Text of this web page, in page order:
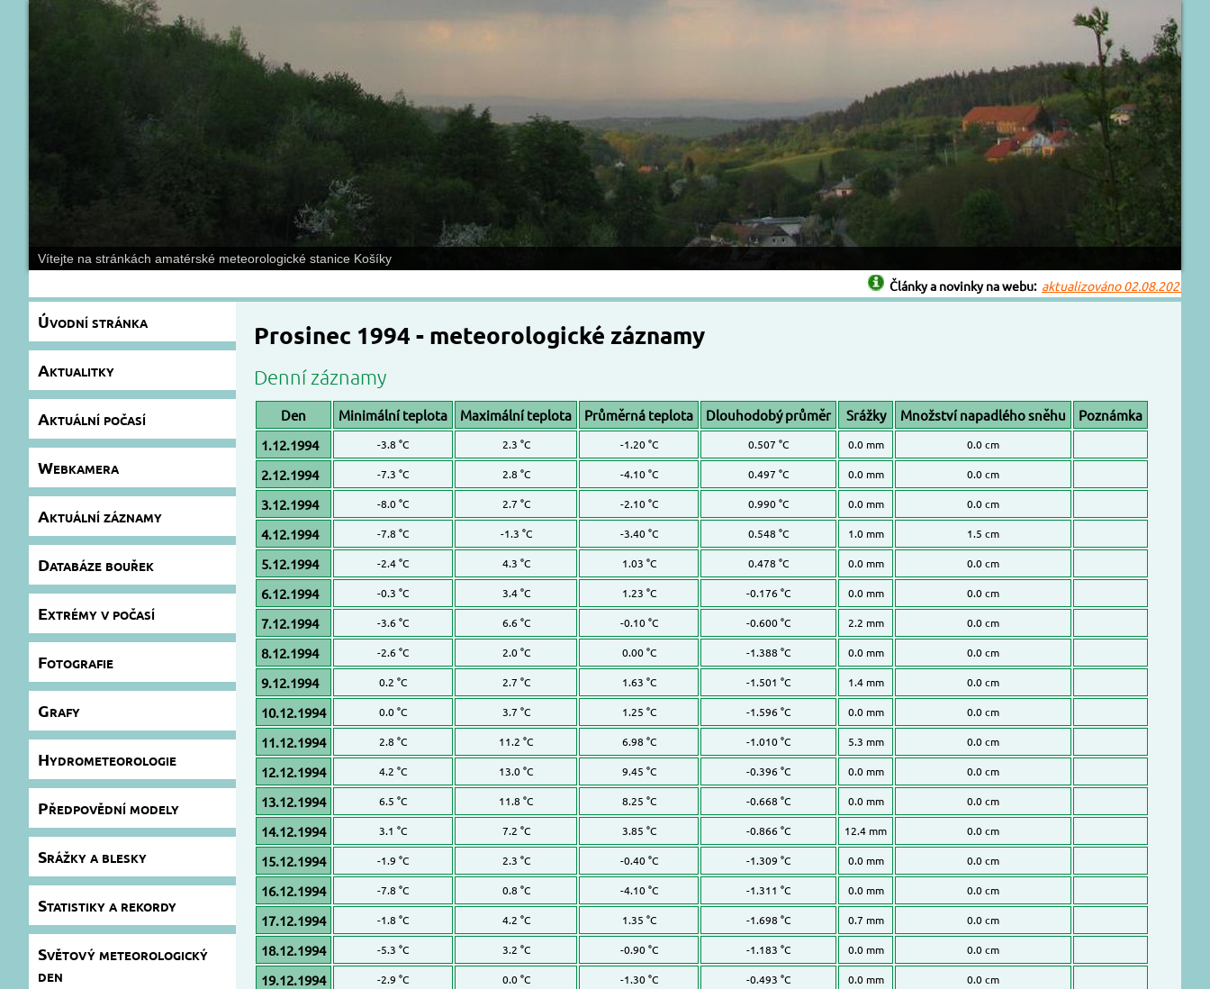
Vítejte na stránkách amatérské meteorologické stanice Košíky
Články a novinky na webu:aktualizováno 02.08.2026
Úvodní stránka
Aktualitky
Aktuální počasí
Webkamera
Aktuální záznamy
Databáze bouřek
Extrémy v počasí
Fotografie
Grafy
Hydrometeorologie
Předpovědní modely
Srážky a blesky
Statistiky a rekordy
Světový meteorologický
den
Prosinec 1994 - meteorologické záznamy
Denní záznamy
Den Minimální teplota Maximální teplota Průměrná teplota Dlouhodobý průměr Srážky Množství napadlého sněhu
Poznámka
1.12.1994
-3.8 °C 2.3 °C -1.20 °C 0.507 °C 0.0 mm 0.0 cm
2.12.1994 -7.3 °C 2.8 °C -4.10 °C 0.497 °C 0.0 mm 0.0 cm
3.12.1994 -8.0 °C 2.7 °C -2.10 °C 0.990 °C 0.0 mm 0.0 cm
4.12.1994 -7.8 °C -1.3 °C -3.40 °C 0.548 °C 1.0 mm 1.5 cm
5.12.1994 -2.4 °C 4.3 °C 1.03 °C 0.478 °C 0.0 mm 0.0 cm
6.12.1994 -0.3 °C 3.4 °C 1.23 °C -0.176 °C 0.0 mm 0.0 cm
7.12.1994 -3.6 °C 6.6 °C -0.10 °C -0.600 °C 2.2 mm 0.0 cm
8.12.1994 -2.6 °C 2.0 °C 0.00 °C -1.388 °C 0.0 mm 0.0 cm
9.12.1994 0.2 °C 2.7 °C 1.63 °C -1.501 °C 1.4 mm 0.0 cm
10.12.1994 0.0 °C 3.7 °C 1.25 °C -1.596 °C 0.0 mm 0.0 cm
11.12.1994 2.8 °C 11.2 °C 6.98 °C -1.010 °C 5.3 mm 0.0 cm
12.12.1994 4.2 °C 13.0 °C 9.45 °C -0.396 °C 0.0 mm 0.0 cm
13.12.1994 6.5 °C 11.8 °C 8.25 °C -0.668 °C 0.0 mm 0.0 cm
14.12.1994 3.1 °C 7.2 °C 3.85 °C -0.866 °C 12.4 mm 0.0 cm
15.12.1994 -1.9 °C 2.3 °C -0.40 °C -1.309 °C 0.0 mm 0.0 cm
16.12.1994 -7.8 °C 0.8 °C -4.10 °C -1.311 °C 0.0 mm 0.0 cm
17.12.1994 -1.8 °C 4.2 °C 1.35 °C -1.698 °C 0.7 mm 0.0 cm
18.12.1994 -5.3 °C 3.2 °C -0.90 °C -1.183 °C 0.0 mm 0.0 cm
19.12.1994 -2.9 °C 0.0 °C -1.30 °C -0.493 °C 0.0 mm 0.0 cm